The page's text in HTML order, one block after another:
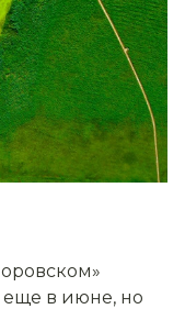
еще в июне, но